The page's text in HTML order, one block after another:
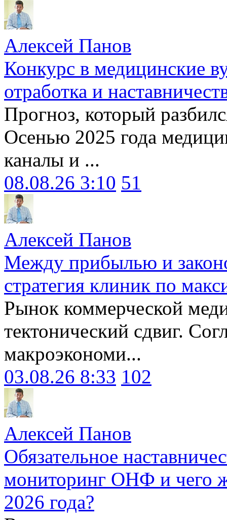
Алексей Панов
Конкурс в медицинские
отработка и
Прогноз, который
Осенью 2025 года
каналы и ...
08.08.26 3:10 51
Алексей Панов
Между прибылью и
стратегия клиник по
Рынок коммерческой
тектонический сдвиг.
макроэкономи...
03.08.26 8:33 102
Алексей Панов
Обязательное
мониторинг ОНФ и чего
2026 года?